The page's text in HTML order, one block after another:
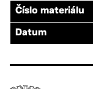
Číslo materiálu
Datum